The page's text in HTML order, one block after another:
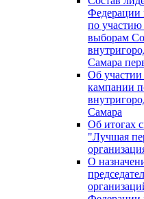
Федерации
по
выборам
Самара
Об
кампании
Самара
Об итогах
"Лучшая
О